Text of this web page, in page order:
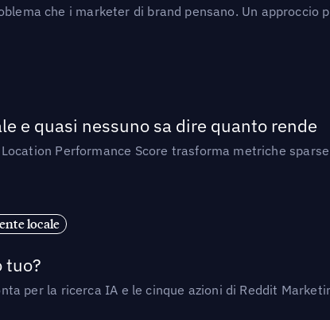
che i marketer di brand pensano. Un approccio
e quasi nessuno sa dire quanto rende
Performance Score trasforma metriche
locale
tuo?
per la ricerca IA e le cinque azioni di Reddit